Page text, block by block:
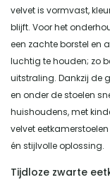
velvet is vormvast,
blijft. Voor het
een zachte borstel en
luchtig te houden; zo
uitstraling. Dankzij de
en onder de stoelen
huishoudens, met
velvet
én stijlvolle oplossing.
Tijdloze zwarte